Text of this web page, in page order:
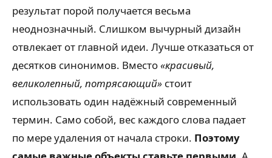
результат порой получается весьма
неоднозначный. Слишком вычурный дизайн
отвлекает от главной идеи. Лучше отказаться от
десятков синонимов. Вместо«красивый,
великолепный, потрясающий» стоит
использовать один надёжный современный
термин. Само собой, вес каждого слова падает
по мере удаления от начала строки. Поэтому